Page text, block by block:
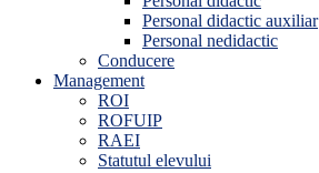
Personal didactic auxiliar
Personal nedidactic
Conducere
Management
ROI
ROFUIP
RAEI
Statutul elevului